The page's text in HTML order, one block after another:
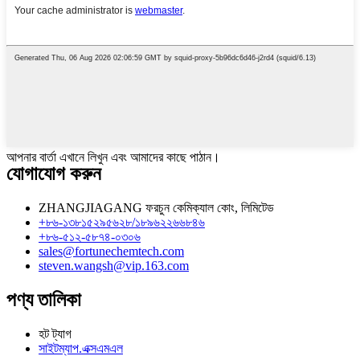
আপনার বার্তা এখানে লিখুন এবং আমাদের কাছে পাঠান।
যোগাযোগ করুন
ZHANGJIAGANG ফরচুন কেমিক্যাল কোং, লিমিটেড
+৮৬-১৩৮১৫২৯৫৬২৮/১৮৯৬২২৬৬৮৪৬
+৮৬-৫১২-৫৮৭৪-০৩০৬
sales@fortunechemtech.com
steven.wangsh@vip.163.com
পণ্য তালিকা
হট ট্যাগ
সাইটম্যাপ.এক্সএমএল